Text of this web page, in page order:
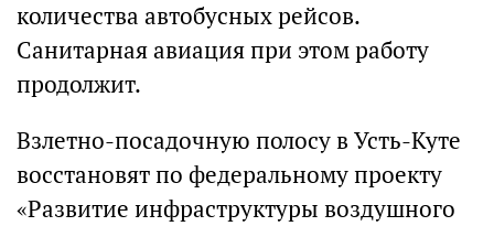
количества автобусных рейсов.
Санитарная авиация при этом работу
продолжит.
Взлетно-посадочную полосу в Усть-Куте
восстановят по федеральному проекту
«Развитие инфраструктуры воздушного